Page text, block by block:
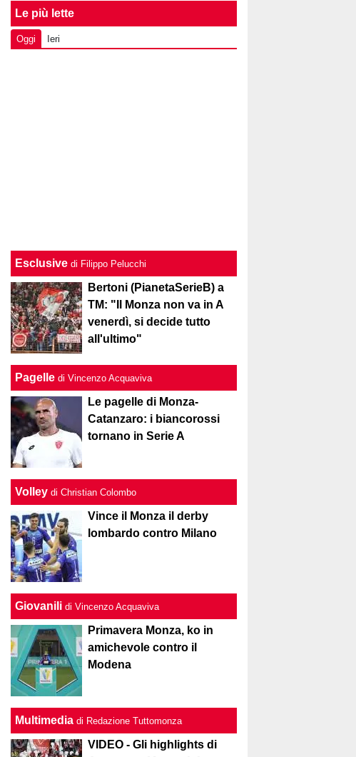
Le più lette
Oggi Ieri
Esclusive di Filippo Pelucchi
Bertoni (PianetaSerieB) a
TM: "Il Monza non va in A
venerdì, si decide tutto
all'ultimo"
Pagelle di Vincenzo Acquaviva
Le pagelle di Monza-
Catanzaro: i biancorossi
tornano in Serie A
Volley di Christian Colombo
Vince il Monza il derby
lombardo contro Milano
Giovanili di Vincenzo Acquaviva
Primavera Monza, ko in
amichevole contro il
Modena
Multimedia di Redazione Tuttomonza
VIDEO - Gli highlights di